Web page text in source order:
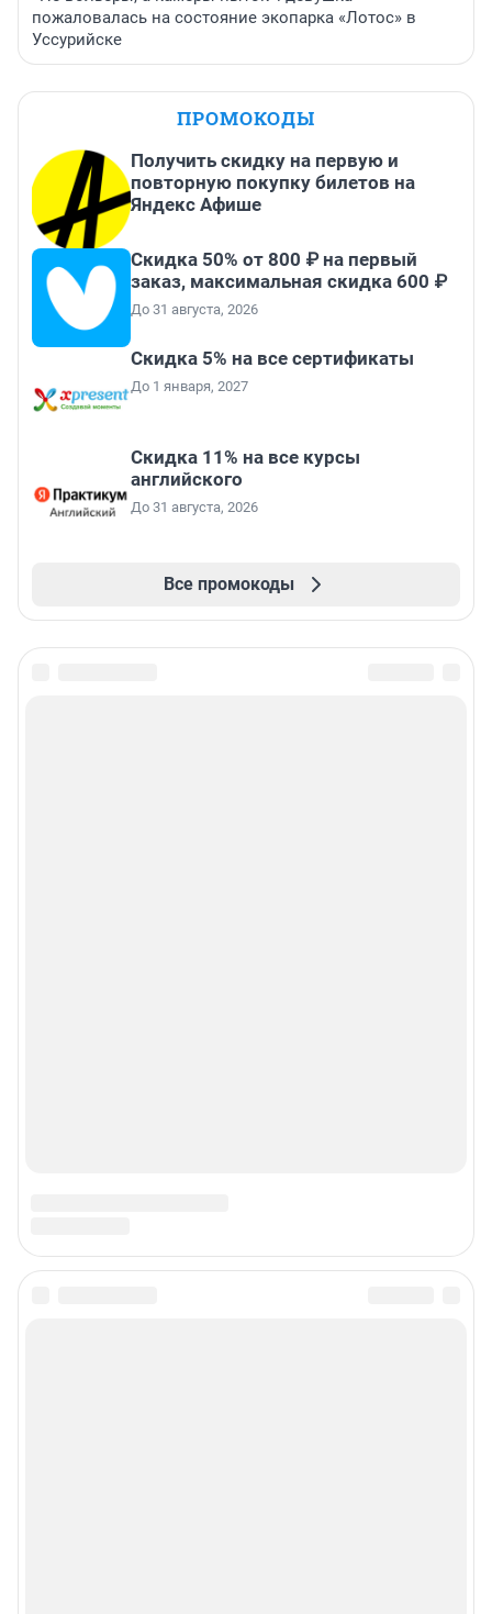
пожаловалась на состояние экопарка «Лотос» в
Уссурийске
ПРОМОКОДЫ
Получить скидку на первую и
повторную покупку билетов на
Яндекс Афише
Скидка 50% от 800 ₽ на первый
заказ, максимальная скидка 600 ₽
До 31 августа, 2026
Скидка 5% на все сертификаты
До 1 января, 2027
Скидка 11% на все курсы
английского
До 31 августа, 2026
Все промокоды